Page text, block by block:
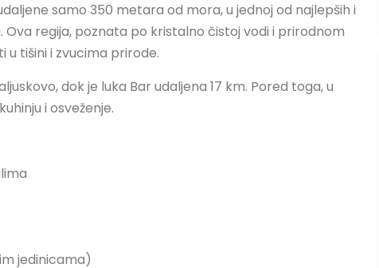
samo 350 metara od mora, u jednoj od najlepših i
regija, poznata po kristalno čistoj vodi i prirodnom
u tišini i zvucima prirode.
dok je luka Bar udaljena 17 km. Pored toga, u
i osveženje.
jedinicama)